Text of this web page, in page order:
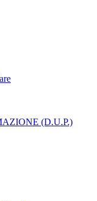
(D.U.P.)